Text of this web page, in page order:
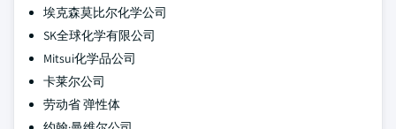
埃克森莫比尔化学公司
SK全球化学有限公司
Mitsui化学品公司
卡莱尔公司
劳动省 弹性体